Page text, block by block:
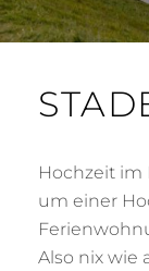
Hochzeit im
um einer
Also nix wie